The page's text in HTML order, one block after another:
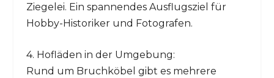
Ziegelei. Ein spannendes Ausflugsziel für
Hobby-Historiker und Fotografen.
4. Hofläden in der Umgebung:
Rund um Bruchköbel gibt es mehrere